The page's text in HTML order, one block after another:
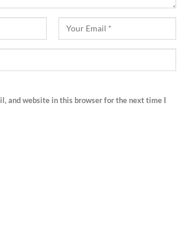
and website in this browser for the next time I